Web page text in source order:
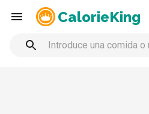
CalorieKing